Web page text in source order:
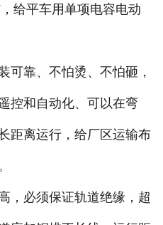
给平车用单项电容电动
靠、不怕烫、不怕砸，
控和自动化、可以在弯
距离运行，给厂区运输布
必须保证轨道绝缘，超